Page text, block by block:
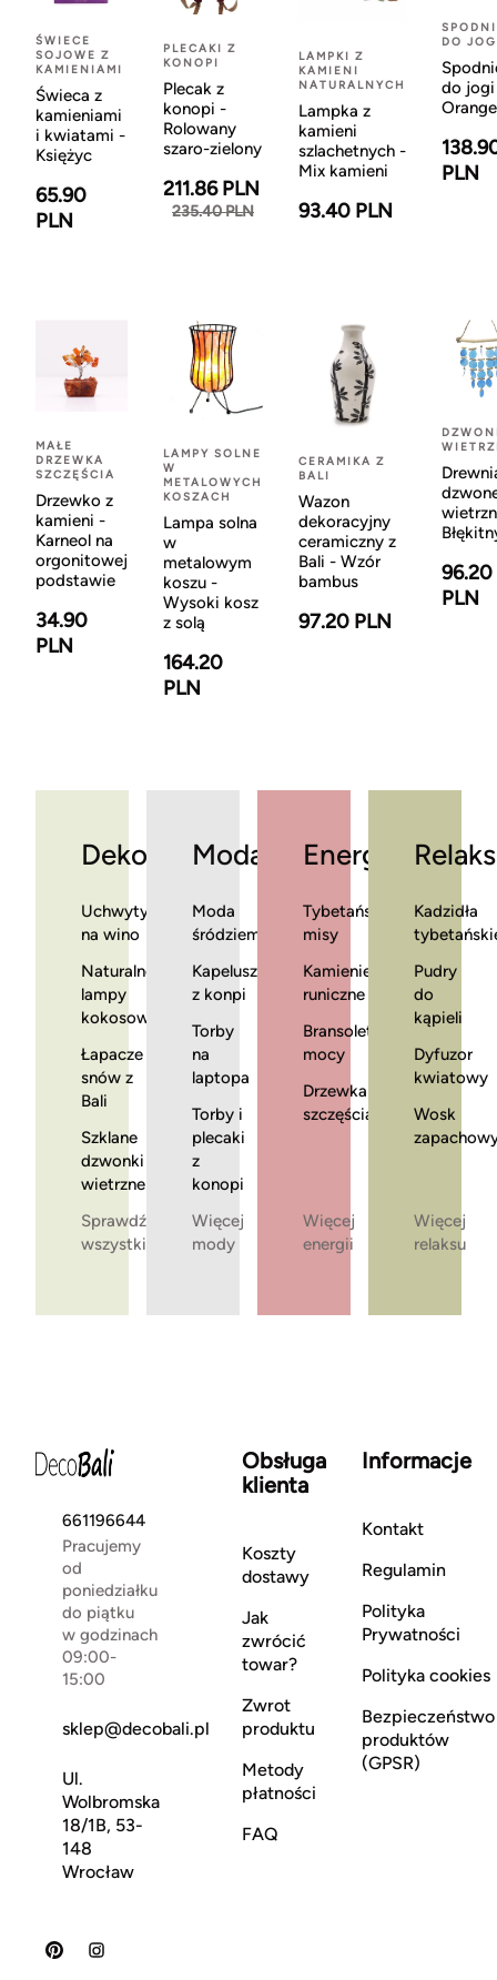
ŚWIECE
SOJOWE Z
KAMIENIAMI
Świeca z
kamieniami
i kwiatami -
Księżyc
65.90
PLN
PLECAKI Z
KONOPI
Plecak z
konopi -
Rolowany
szaro-zielony
211.86 PLN
235.40 PLN
LAMPKI Z
KAMIENI
NATURALNYCH
Lampka z
kamieni
szlachetnych -
Mix kamieni
93.40 PLN
DO
do
Orange
PLN
MAŁE
DRZEWKA
SZCZĘŚCIA
Drzewko z
kamieni -
Karneol na
orgonitowej
podstawie
34.90
PLN
LAMPY SOLNE
W
METALOWYCH
KOSZACH
Lampa solna
w
metalowym
koszu -
Wysoki kosz
z solą
164.20
PLN
CERAMIKA Z
BALI
Wazon
dekoracyjny
ceramiczny z
Bali - Wzór
bambus
97.20 PLN
96.20
PLN
Dekoracje
Uchwyty
na wino
Naturalne
lampy
kokosowe
Łapacze
snów z
Bali
Szklane
dzwonki
wietrzne
Sprawdź
wszystkie
Moda
Moda
śródziemnomorska
Kapelusze
z konpi
Torby
na
laptopa
Torby i
plecaki
z
konopi
Więcej
mody
Energia
Tybetańskie
misy
Kamienie
runiczne
Bransoletki
mocy
Drzewka
szczęścia
Więcej
energii
Relaks
Kadzidła
Pudry
do
kąpieli
Dyfuzor
kwiatowy
Wosk
Więcej
relaksu
661196644
Pracujemy
od
poniedziałku
do piątku
w godzinach
09:00-
15:00
sklep@decobali.pl
Ul.
Wolbromska
18/1B, 53-
148
Wrocław
Obsługa
klienta
Koszty
dostawy
Jak
zwrócić
towar?
Zwrot
produktu
Metody
płatności
FAQ
Informacje
Kontakt
Regulamin
Polityka
Prywatności
Polityka cookies
Bezpieczeństwo
produktów
(GPSR)